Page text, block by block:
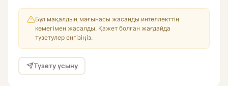
Бұл мақалдың мағынасы жасанды интеллекттің
көмегімен жасалды. Қажет болған жағдайда
түзетулер енгізіңіз.
Түзету ұсыну